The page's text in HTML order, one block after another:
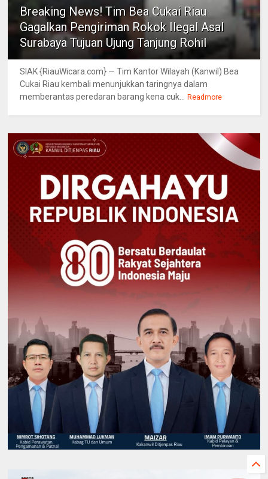
Breaking News! Tim Bea Cukai Riau
Gagalkan Pengiriman Rokok Ilegal Asal
Surabaya Tujuan Ujung Tanjung Rohil
SIAK {RiauWicara.com} — Tim Kantor Wilayah (Kanwil) Bea
Cukai Riau kembali menunjukkan taringnya dalam
memberantas peredaran barang kena cuk... Readmore